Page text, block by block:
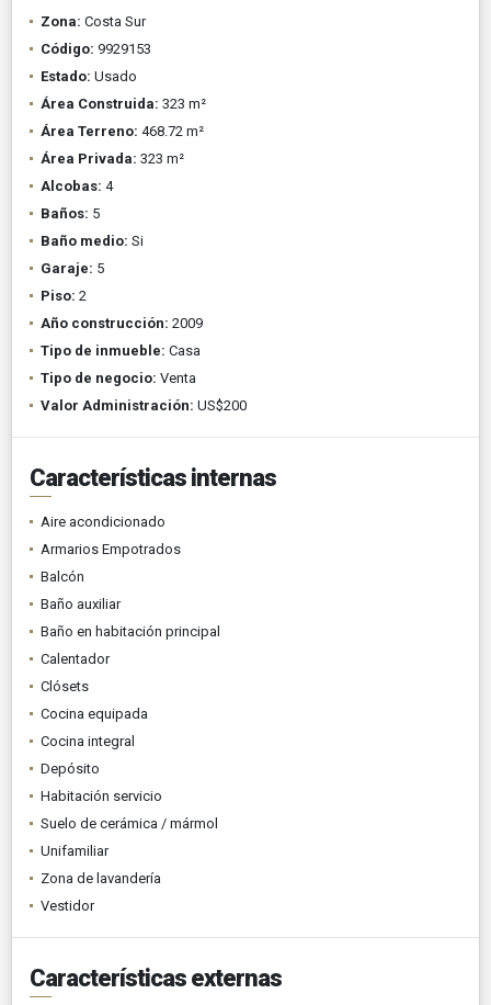
Zona: Costa Sur
Código: 9929153
Estado: Usado
Área Construida: 323 m²
Área Terreno: 468.72 m²
Área Privada: 323 m²
Alcobas: 4
Baños: 5
Baño medio: Si
Garaje: 5
Piso: 2
Año construcción: 2009
Tipo de inmueble: Casa
Tipo de negocio: Venta
Valor Administración: US$200
Características internas
Aire acondicionado
Armarios Empotrados
Balcón
Baño auxiliar
Baño en habitación principal
Calentador
Clósets
Cocina equipada
Cocina integral
Depósito
Habitación servicio
Suelo de cerámica / mármol
Unifamiliar
Zona de lavandería
Vestidor
Características externas